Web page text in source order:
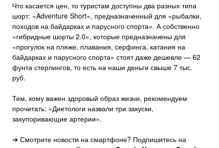
Что касается цен, то туристам доступны два разных типа
шорт: «Adventure Short», предназначенный для «рыбалки,
походов на байдарках и парусного спорта». А собственно
«гибридные шорты 2.0», которые предназначены для
«прогулок на пляже, плавания, серфинга, катания на
байдарках и парусного спорта» стоят даже дешевле — 62
фунта стерлингов, то есть на наши деньги свыше 7 тыс.
руб.
Тем, кому важен здоровый образ жизни, рекомендуем
прочитать: «Диетологи назвали три закуски,
закупоривающие артерии».
➔ Смотрите новости на смартфоне? Подпишитесь на